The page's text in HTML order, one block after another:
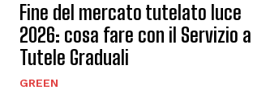
Fine del mercato tutelato luce
2026: cosa fare con il Servizio a
Tutele Graduali
GREEN